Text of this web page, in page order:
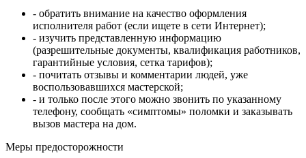
- обратить внимание на качество оформления
исполнителя работ (если ищете в сети Интернет);
- изучить представленную информацию
(разрешительные документы, квалификация работников,
гарантийные условия, сетка тарифов);
- почитать отзывы и комментарии людей, уже
воспользовавшихся мастерской;
- и только после этого можно звонить по указанному
телефону, сообщать «симптомы» поломки и заказывать
вызов мастера на дом.
Меры предосторожности